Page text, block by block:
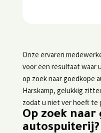
Onze ervaren
voor een resultaat waar
op zoek naar goedkope
Harskamp, gelukkig
zodat u niet ver hoeft te
Op zoek naar